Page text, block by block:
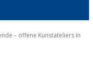
– offene Kunstateliers in